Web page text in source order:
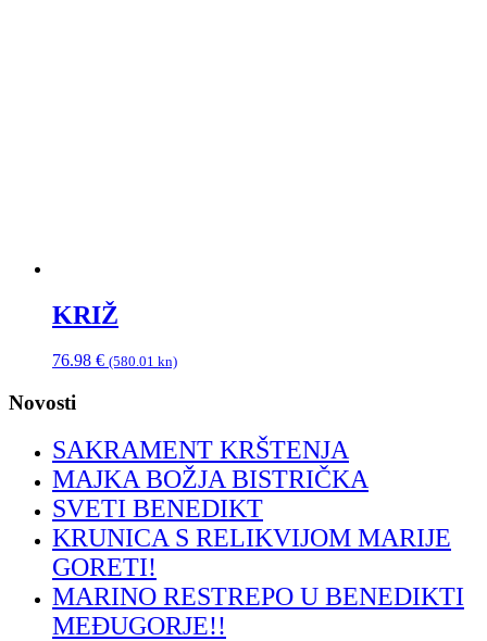
KRIŽ
76.98 € (580.01 kn)
Novosti
SAKRAMENT KRŠTENJA
MAJKA BOŽJA BISTRIČKA
SVETI BENEDIKT
KRUNICA S RELIKVIJOM MARIJE
GORETI!
MARINO RESTREPO U BENEDIKTI
MEĐUGORJE!!